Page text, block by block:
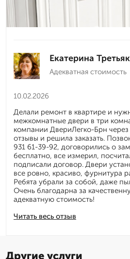
Екатерина
Адекватная стоимость
10.02.2026
Читать весь отзыв
Делали ремонт в квартире и
межкомнатные двери в три
компании ДвериЛегко-Брн через
отзывы и решила заказать.
931 61-39-92, договорились о
бесплатно, все измерил,
подписали договор. Двери
все ровно, красиво, фурнитура
Ребята убрали за собой, даже
Очень благодарна за
адекватную стоимость!
Другие услуги